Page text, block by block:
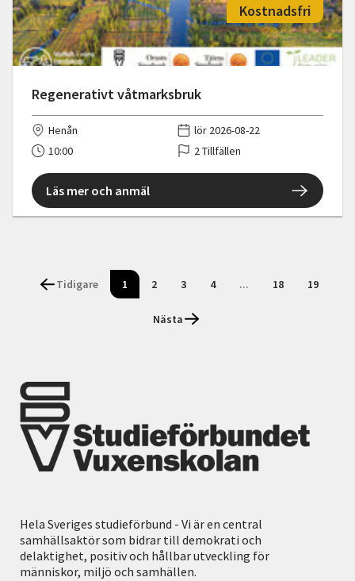
Regenerativt våtmarksbruk
Kostnadsfri
Henån
lör 2026-08-22
10:00
2 Tillfällen
Läs mer och anmäl
Tidigare 1 2 3 4 ... 18 19
Nästa
Hela Sveriges studieförbund - Vi är en central
samhällsaktör som bidrar till demokrati och
delaktighet, positiv och hållbar utveckling för
människor, miljö och samhällen.